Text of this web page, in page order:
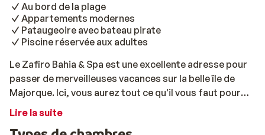
Au bord de la plage
Appartements modernes
Pataugeoire avec bateau pirate
Piscine réservée aux adultes
Le Zafiro Bahia & Spa est une excellente adresse pour
passer de merveilleuses vacances sur la belle île de
Majorque. Ici, vous aurez tout ce qu'il vous faut pour
passer un superbe séjour. Au sein de cette charmante
Lire la suite